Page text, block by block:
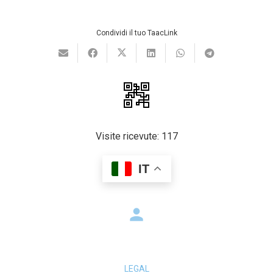
Condividi il tuo TaacLink
Visite ricevute: 117
IT
person
LEGAL